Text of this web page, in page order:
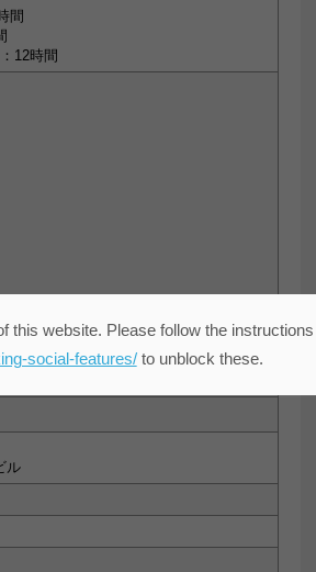
間
12時間
ル
this website. Please follow the
social-features/to unblock these.